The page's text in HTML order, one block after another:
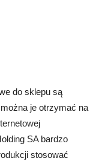
do sklepu są
je otrzymać na
SA bardzo
stosować